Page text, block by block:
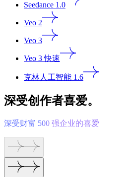
Seedance 1.0
Veo 2
Veo 3
Veo 3 快速
克林人工智能 1.6
深受创作者喜爱。
深受财富 500 强企业的喜爱